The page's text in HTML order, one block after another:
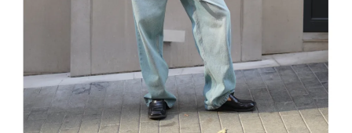
Толстовки
та
світшоти